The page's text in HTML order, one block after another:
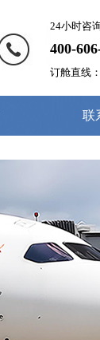
24小时咨
400-
订舱直线：
联